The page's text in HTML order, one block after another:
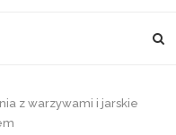
z warzywami i jarskie